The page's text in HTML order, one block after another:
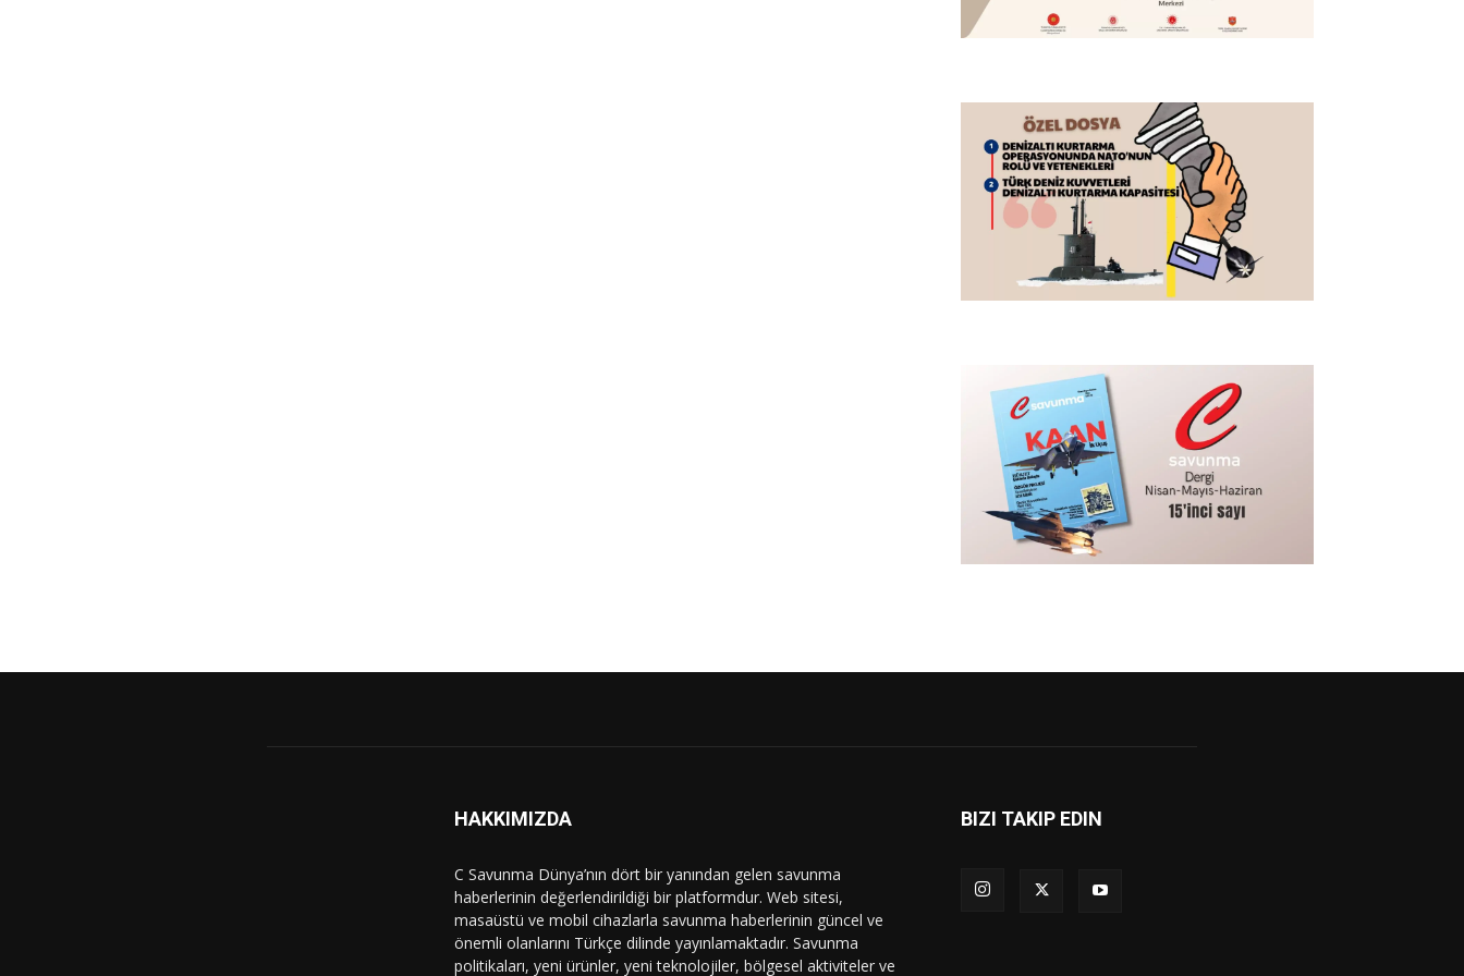
HAKKIMIZDA
C Savunma Dünya’nın dört bir yanından gelen savunma
haberlerinin değerlendirildiği bir platformdur. Web sitesi,
masaüstü ve mobil cihazlarla savunma haberlerinin güncel ve
önemli olanlarını Türkçe dilinde yayınlamaktadır. Savunma
politikaları, yeni ürünler, yeni teknolojiler, bölgesel aktiviteler ve
BIZI TAKIP EDIN